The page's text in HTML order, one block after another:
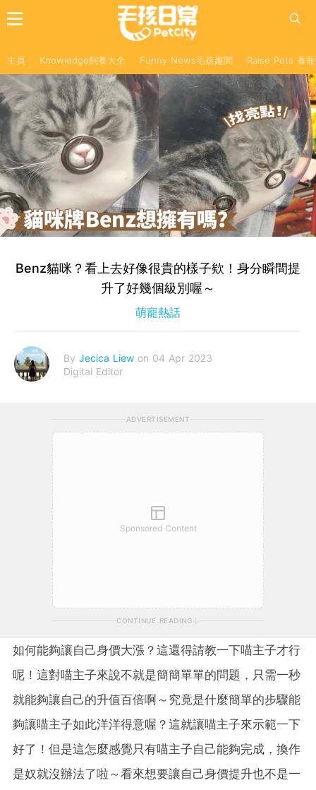
主頁 Knowledge飼養大全 Funny News毛孩趣聞 Raise Pets 養
Benz貓咪？看上去好像很貴的樣子欸！身分瞬間提
升了好幾個級別喔～
萌寵熱話
By Jecica Liew on 04 Apr 2023
Digital Editor
ADVERTISEMENT
Sponsored Content
CONTINUE READING
如何能夠讓自己身價大漲？這還得請教一下喵主子才行
呢！這對喵主子來說不就是簡簡單單的問題，只需一秒
就能夠讓自己的升值百倍啊～究竟是什麼簡單的步驟能
夠讓喵主子如此洋洋得意喔？這就讓喵主子來示範一下
好了！但是這怎麼感覺只有喵主子自己能夠完成，換作
是奴就沒辦法了啦～看來想要讓自己身價提升也不是一